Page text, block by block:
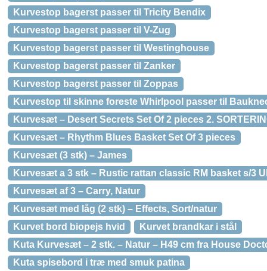
Kurvestop bagerst passer til Tricity Bendix
Kurvestop bagerst passer til V-Zug
Kurvestop bagerst passer til Westinghouse
Kurvestop bagerst passer til Zanker
Kurvestop bagerst passer til Zoppas
Kurvestop til skinne foreste Whirlpool passer til
Kurvesæt – Desert Secrets Set Of 2 pieces 2.
Kurvesæt – Rhythm Blues Basket Set Of 3 pieces
Kurvesæt (3 stk) – James
Kurvesæt a 3 stk – Rustic rattan classic RM basket s/3
Kurvesæt af 3 – Carry, Natur
Kurvesæt med låg (2 stk) – Effects, Sort/natur
Kurvet bord biopejs hvid
Kurvet brandkar i stål
Kuta Kurvesæt – 2 stk. – Natur – H49 cm fra House
Kuta spisebord i træ med smuk patina